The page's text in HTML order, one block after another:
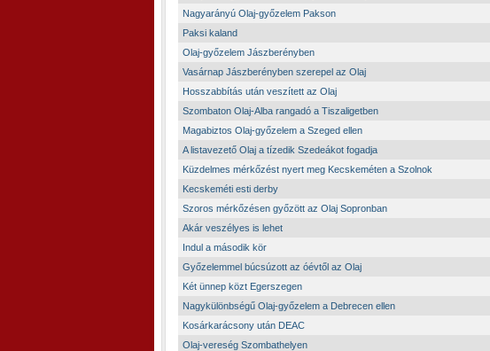
Nagyarányú Olaj-győzelem Pakson
Paksi kaland
Olaj-győzelem Jászberényben
Vasárnap Jászberényben szerepel az Olaj
Hosszabbítás után veszített az Olaj
Szombaton Olaj-Alba rangadó a Tiszaligetben
Magabiztos Olaj-győzelem a Szeged ellen
A listavezető Olaj a tízedik Szedeákot fogadja
Küzdelmes mérkőzést nyert meg Kecskeméten a Szolnok
Kecskeméti esti derby
Szoros mérkőzésen győzött az Olaj Sopronban
Akár veszélyes is lehet
Indul a második kör
Győzelemmel búcsúzott az óévtől az Olaj
Két ünnep közt Egerszegen
Nagykülönbségű Olaj-győzelem a Debrecen ellen
Kosárkarácsony után DEAC
Olaj-vereség Szombathelyen